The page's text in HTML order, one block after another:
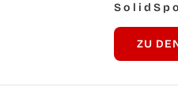
ZU